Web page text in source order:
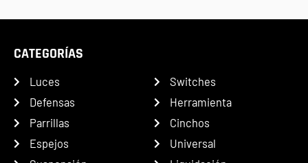
CATEGORÍAS
Luces
Defensas
Parrillas
Espejos
Switches
Herramienta
Cinchos
Universal